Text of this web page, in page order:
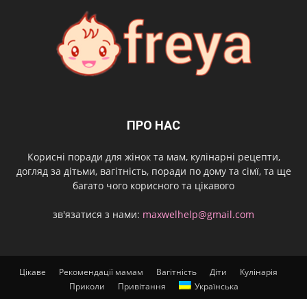
ПРО НАС
Корисні поради для жінок та мам, кулінарні рецепти,
догляд за дітьми, вагітність, поради по дому та сімї, та ще
багато чого корисного та цікавого
зв'язатися з нами: maxwelhelp@gmail.com
Цікаве Рекомендації мамам Вагітність Діти
Кулінарія
Приколи
Привітання Українська